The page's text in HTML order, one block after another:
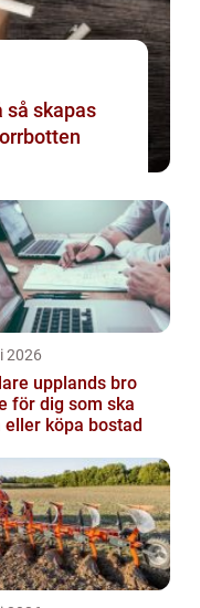
2026
upplands bro
för dig som ska
eller köpa bostad